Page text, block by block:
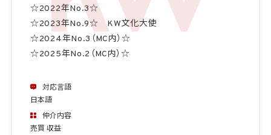
☆2022年No.3☆
☆2023年No.9☆ KW文化大使
☆2024年No.3（MC内）☆
☆2025年No.2（MC内）☆
対応言語
日本語
仲介内容
売買 収益